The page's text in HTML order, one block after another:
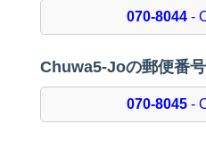
070-8044 -
Chuwa5-Joの郵便番号
070-8045 -